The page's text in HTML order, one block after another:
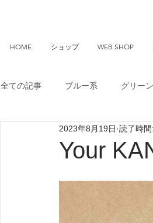
HOME ショップ WEB SHOP
全ての記事 ブルー系 グリー
Your KANGOO
Your
2023年8月19日 読了時